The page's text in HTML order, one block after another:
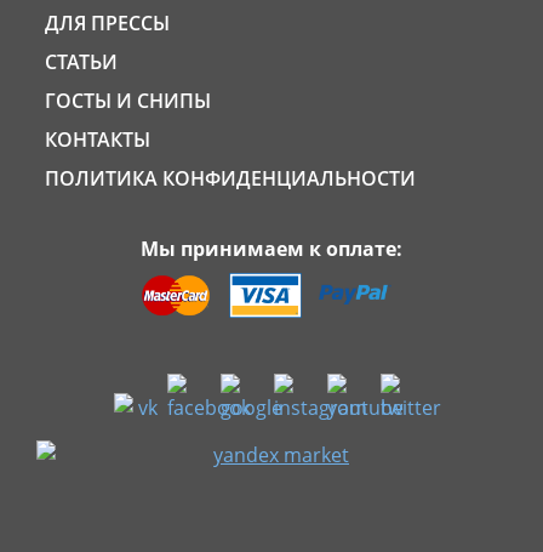
ДЛЯ ПРЕССЫ
СТАТЬИ
ГОСТЫ И СНИПЫ
КОНТАКТЫ
ПОЛИТИКА КОНФИДЕНЦИАЛЬНОСТИ
Мы принимаем к оплате: